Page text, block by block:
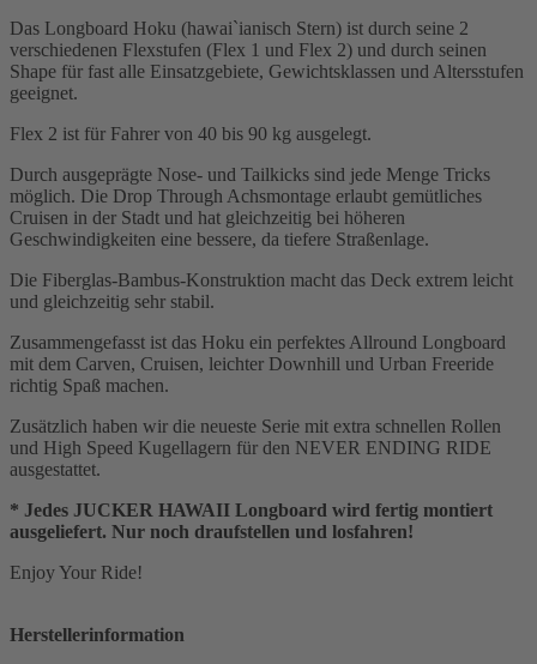
Das Longboard Hoku (hawai`ianisch Stern) ist durch seine 2
verschiedenen Flexstufen (Flex 1 und Flex 2) und durch seinen
Shape für fast alle Einsatzgebiete, Gewichtsklassen und Altersstufen
geeignet.
Flex 2 ist für Fahrer von 40 bis 90 kg ausgelegt.
Durch ausgeprägte Nose- und Tailkicks sind jede Menge Tricks
möglich. Die Drop Through Achsmontage erlaubt gemütliches
Cruisen in der Stadt und hat gleichzeitig bei höheren
Geschwindigkeiten eine bessere, da tiefere Straßenlage.
Die Fiberglas-Bambus-Konstruktion macht das Deck extrem leicht
und gleichzeitig sehr stabil.
Zusammengefasst ist das Hoku ein perfektes Allround Longboard
mit dem Carven, Cruisen, leichter Downhill und Urban Freeride
richtig Spaß machen.
Zusätzlich haben wir die neueste Serie mit extra schnellen Rollen
und High Speed Kugellagern für den NEVER ENDING RIDE
ausgestattet.
* Jedes JUCKER HAWAII Longboard wird fertig montiert
ausgeliefert. Nur noch draufstellen und losfahren!
Enjoy Your Ride!
Herstellerinformation